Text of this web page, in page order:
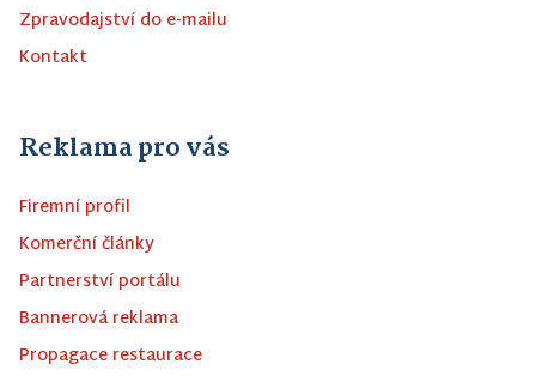
Zpravodajství do e-mailu
Kontakt
Reklama pro vás
Firemní profil
Komerční články
Partnerství portálu
Bannerová reklama
Propagace restaurace